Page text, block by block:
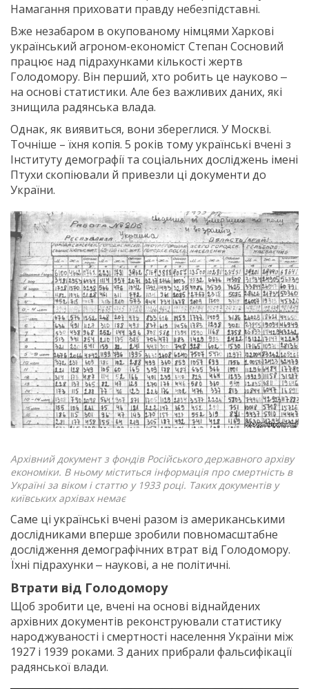
Намагання приховати правду небезпідставні.
Вже незабаром в окупованому німцями Харкові
український агроном-економіст Степан Сосновий
працює над підрахунками кількості жертв
Голодомору. Він перший, хто робить це науково ‒
на основі статистики. Але без важливих даних, які
знищила радянська влада.
Однак, як виявиться, вони збереглися. У Москві.
Точніше – їхня копія. 5 років тому українські вчені з
Інституту демографії та соціальних досліджень імені
Птухи скопіювали й привезли ці документи до
України.
Архівний документ з фондів Російського державного архіву
економіки. В ньому міститься інформація про смертність в
Україні за віком і статтю у 1933 році. Таких документів у
київських архівах немає
Саме ці українські вчені разом із американськими
дослідниками вперше зробили повномасштабне
дослідження демографічних втрат від Голодомору.
Їхні підрахунки ‒ наукові, а не політичні.​
Втрати від Голодомору
Щоб зробити це, вчені на основі віднайдених
архівних документів реконструювали статистику
народжуваності і смертності населення України між
1927 і 1939 роками. З даних прибрали фальсифікації
радянської влади.